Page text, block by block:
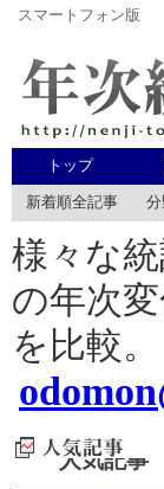
スマートフォン版
年次統計
トップ
新着順全記事
様々な
の年次
を比較。
人気記事